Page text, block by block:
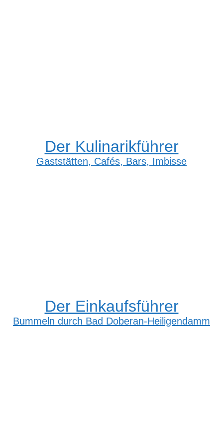
Der Kulinarikführer
Gaststätten, Cafés, Bars, Imbisse
Der Einkaufsführer
Bummeln durch Bad Doberan-Heiligendamm